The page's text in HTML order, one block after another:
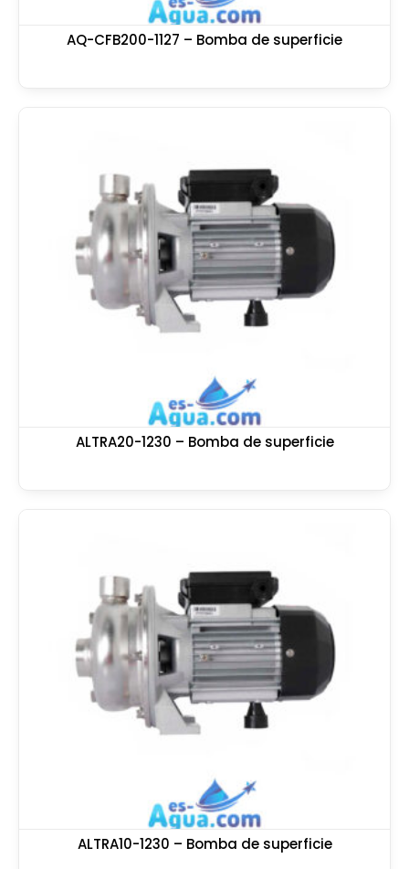
AQ-CFB200-1127 – Bomba de superficie
ALTRA20-1230 – Bomba de superficie
ALTRA10-1230 – Bomba de superficie